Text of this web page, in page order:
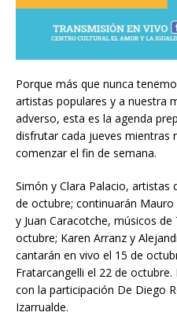
Porque más que nunca
artistas populares y a nuestra
adverso, esta es la agenda
disfrutar cada jueves mientras
comenzar el fin de semana.
Simón y Clara Palacio, artistas
de octubre; continuarán
y Juan Caracotche, músicos
octubre; Karen Arranz y
cantarán en vivo el 15 de
Fratarcangelli el 22 de
con la participación De Diego
Izarrualde.